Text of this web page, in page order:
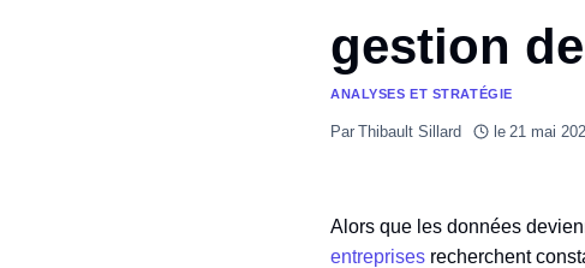
gestion
ANALYSES ET STRATÉGIE
Par Thibault Sillard le 21 mai
Alors que les données
entreprises recherchent